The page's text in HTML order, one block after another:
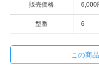
販売価格 6,000
型番 6
この商